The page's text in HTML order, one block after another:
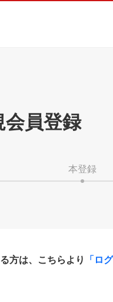
会員登録
本登録
方は、こちらより 「ロ